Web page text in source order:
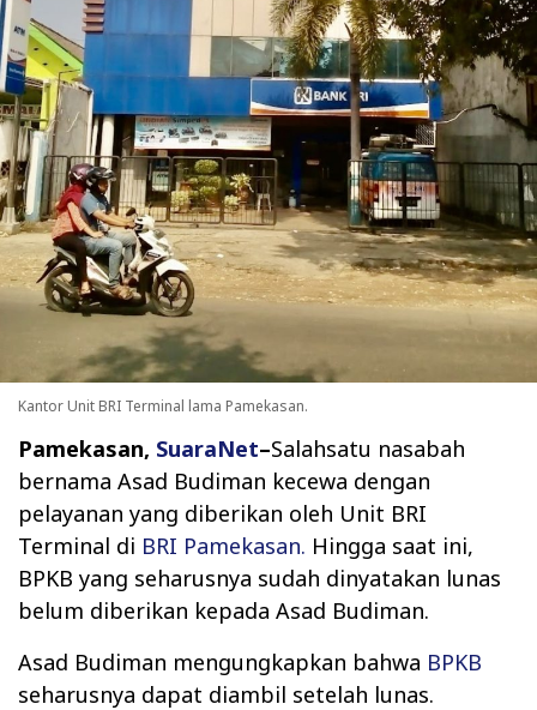
Kantor Unit BRI Terminal lama Pamekasan.
Pamekasan, SuaraNet–Salahsatu nasabah
bernama Asad Budiman kecewa dengan
pelayanan yang diberikan oleh Unit BRI
Terminal di BRI Pamekasan. Hingga saat ini,
BPKB yang seharusnya sudah dinyatakan lunas
belum diberikan kepada Asad Budiman.
Asad Budiman mengungkapkan bahwa BPKB
seharusnya dapat diambil setelah lunas.